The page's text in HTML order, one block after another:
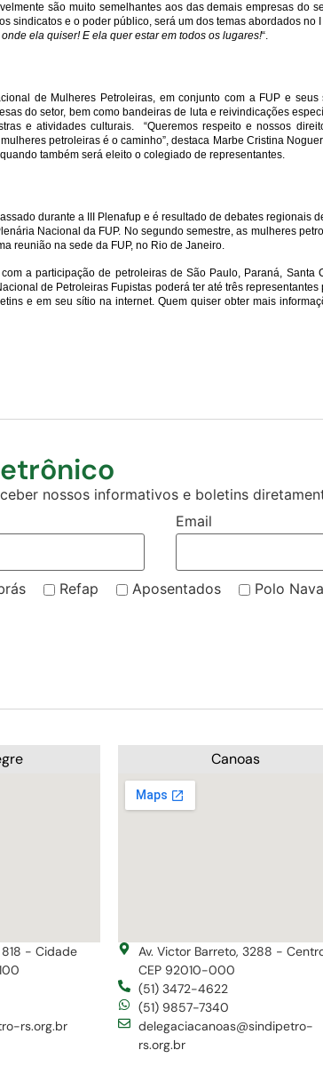
são muito semelhantes aos das demais empresas
sindicatos e o poder público, será um dos temas abordados
ela quiser! E ela quer estar em todos os lugares!“.
de Mulheres Petroleiras, em conjunto com a FUP e
do setor, bem como bandeiras de luta e reivindicações
e atividades culturais. “Queremos respeito e nossos
petroleiras é o caminho”, destaca Marbe Cristina
também será eleito o colegiado de representantes.
durante a III Plenafup e é resultado de debates
Nacional da FUP. No segundo semestre, as mulheres
reunião na sede da FUP, no Rio de Janeiro.
a participação de petroleiras de São Paulo, Paraná,
de Petroleiras Fupistas poderá ter até três
e em seu sítio na internet. Quem quiser obter mais
nossos informativos e boletins
Email
Refap Aposentados Polo
818 - Cidade
rs.org.br
Canoas
Av. Victor Barreto, 3288 -
CEP 92010-000
(51) 3472-4622
(51) 9857-7340
delegaciacanoas@sindipetro-
rs.org.br